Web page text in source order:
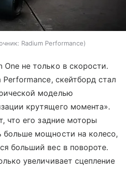
Radium Performance
One не только в скорости.
Performance, скейтборд стал
моделью
крутящего момента».
что его задние моторы
больше мощности на колесо,
больший вес в повороте.
увеличивает сцепление